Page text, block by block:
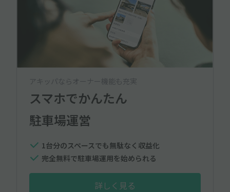
アキッパならオーナー機能も充実
スマホでかんたん
駐車場運営
1台分のスペースでも無駄なく収益化
完全無料で駐車場運用を始められる
詳しく見る